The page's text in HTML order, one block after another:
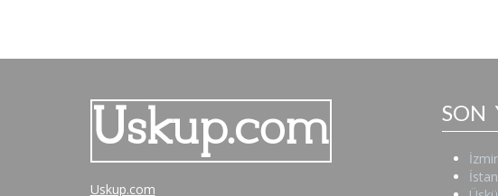
Uskup.com
SON